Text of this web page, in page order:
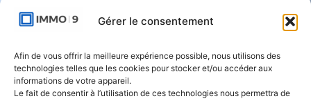
Gérer le consentement
Afin de vous offrir la meilleure expérience possible, nous utilisons des
technologies telles que les cookies pour stocker et/ou accéder aux
informations de votre appareil.
Le fait de consentir à l’utilisation de ces technologies nous permettra de
491 - bte 12 |
IMMO-9 Namur |
Rue de l'Armée